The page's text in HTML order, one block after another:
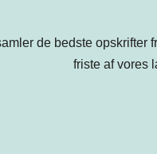
de bedste
friste af vores